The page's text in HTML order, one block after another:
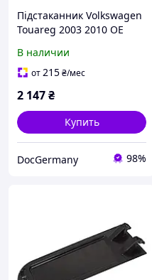
Підстаканник Volkswagen
Touareg 2003 2010 OE
В наличии
от215₴/мес
2 147₴
Купить
DocGermany 98%